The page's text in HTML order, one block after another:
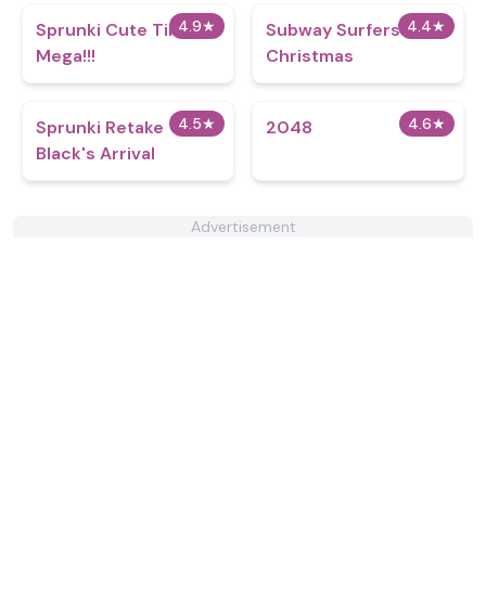
4.9★
Sprunki Cute Time
Mega!!!
4.4★
Subway Surfers
Christmas
4.5★
Sprunki Retake
Black's Arrival
4.6★
2048
Advertisement